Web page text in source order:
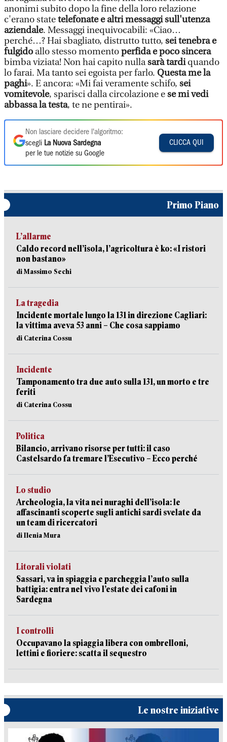
anonimi subito dopo la fine della loro relazione
c'erano statetelefonate e altri messaggi sull'utenza
aziendale. Messaggi inequivocabili: «Ciao…
perché…? Hai sbagliato, distrutto tutto, sei tenebra e
fulgidoallo stesso momentoperfida e poco sincera
bimba viziata! Non hai capito nullasarà tardiquando
lo farai. Ma tanto sei egoista per farlo. Questa me la
paghi». E ancora: «Mi fai veramente schifo, sei
vomitevole, sparisci dalla circolazione ese mi vedi
abbassa la testa, te ne pentirai».
Non lasciare decidere l'algoritmo:
scegli La Nuova Sardegna
per le tue notizie su Google
CLICCA QUI
Primo Piano
L’allarme
Caldo record nell’isola, l’agricoltura è ko: «I ristori
non bastano»
di Massimo Sechi
La tragedia
Incidente mortale lungo la 131 in direzione Cagliari:
la vittima aveva 53 anni – Che cosa sappiamo
di Caterina Cossu
Incidente
Tamponamento tra due auto sulla 131, un morto e tre
feriti
di Caterina Cossu
Politica
Bilancio, arrivano risorse per tutti: il caso
Castelsardo fa tremare l’Esecutivo – Ecco perché
Lo studio
Archeologia, la vita nei nuraghi dell’isola: le
affascinanti scoperte sugli antichi sardi svelate da
un team di ricercatori
di Ilenia Mura
Litorali violati
Sassari, va in spiaggia e parcheggia l’auto sulla
battigia: entra nel vivo l’estate dei cafoni in
Sardegna
I controlli
Occupavano la spiaggia libera con ombrelloni,
lettini e fioriere: scatta il sequestro
Le nostre iniziative